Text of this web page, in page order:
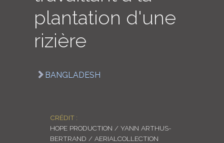
plantation d'une
rizière
BANGLADESH
CRÉDIT :
HOPE PRODUCTION / YANN ARTHUS-
BERTRAND / AERIALCOLLECTION